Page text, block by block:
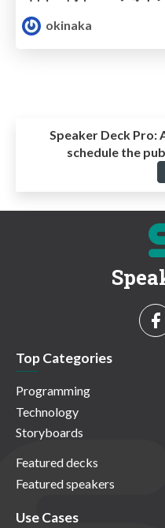
okinaka
Speaker Deck Pro:
schedule the
Top Categories
Programming
Technology
Storyboards
Featured decks
Featured speakers
Use Cases